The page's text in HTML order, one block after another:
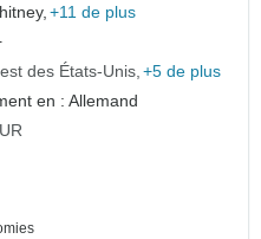
+11 de plus
des États-Unis +5 de plus
en : Allemand